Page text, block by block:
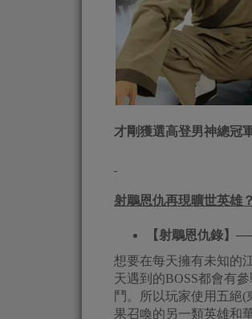
才剛獲選高登男神總冠
射鵰恩仇再現曠世英雄
【射鵰恩仇錄】
想要在每天擁有未知的
天遇到的BOSS都會有
鬥。所以玩家使用五絕
果召喚的另一類英雄和